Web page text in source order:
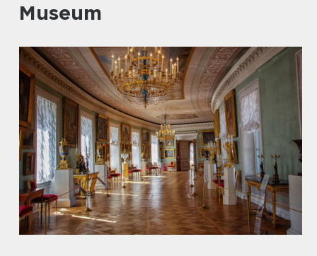
Museum